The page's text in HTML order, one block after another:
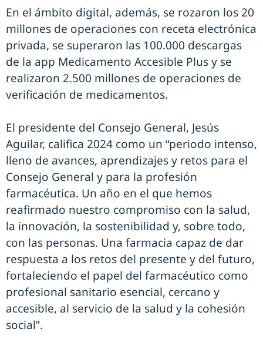
En el ámbito digital, además, se rozaron los 20
millones de operaciones con receta electrónica
privada, se superaron las 100.000 descargas
de la app Medicamento Accesible Plus y se
realizaron 2.500 millones de operaciones de
verificación de medicamentos.
El presidente del Consejo General, Jesús
Aguilar, califica 2024 como un “periodo intenso,
lleno de avances, aprendizajes y retos para el
Consejo General y para la profesión
farmacéutica. Un año en el que hemos
reafirmado nuestro compromiso con la salud,
la innovación, la sostenibilidad y, sobre todo,
con las personas. Una farmacia capaz de dar
respuesta a los retos del presente y del futuro,
fortaleciendo el papel del farmacéutico como
profesional sanitario esencial, cercano y
accesible, al servicio de la salud y la cohesión
social”.